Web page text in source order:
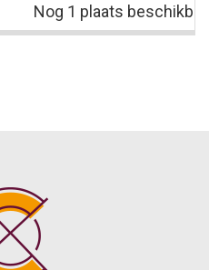
Nog 1 plaats